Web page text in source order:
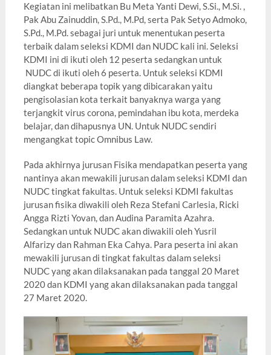
Kegiatan ini melibatkan Bu Meta Yanti Dewi, S.Si., M.Si. ,
Pak Abu Zainuddin, S.Pd., M.Pd, serta Pak Setyo Admoko,
S.Pd., M.Pd. sebagai juri untuk menentukan peserta
terbaik dalam seleksi KDMI dan NUDC kali ini. Seleksi
KDMI ini di ikuti oleh 12 peserta sedangkan untuk
NUDC di ikuti oleh 6 peserta. Untuk seleksi KDMI
diangkat beberapa topik yang dibicarakan yaitu
pengisolasian kota terkait banyaknya warga yang
terjangkit virus corona, pemindahan ibu kota, merdeka
belajar, dan dihapusnya UN. Untuk NUDC sendiri
mengangkat topic Omnibus Law.
Pada akhirnya jurusan Fisika mendapatkan peserta yang
nantinya akan mewakili jurusan dalam seleksi KDMI dan
NUDC tingkat fakultas. Untuk seleksi KDMI fakultas
jurusan fisika diwakili oleh Reza Stefani Carlesia, Ricki
Angga Rizti Yovan, dan Audina Paramita Azahra.
Sedangkan untuk NUDC akan diwakili oleh Yusril
Alfarizy dan Rahman Eka Cahya. Para peserta ini akan
mewakili jurusan di tingkat fakultas dalam seleksi
NUDC yang akan dilaksanakan pada tanggal 20 Maret
2020 dan KDMI yang akan dilaksanakan pada tanggal
27 Maret 2020.